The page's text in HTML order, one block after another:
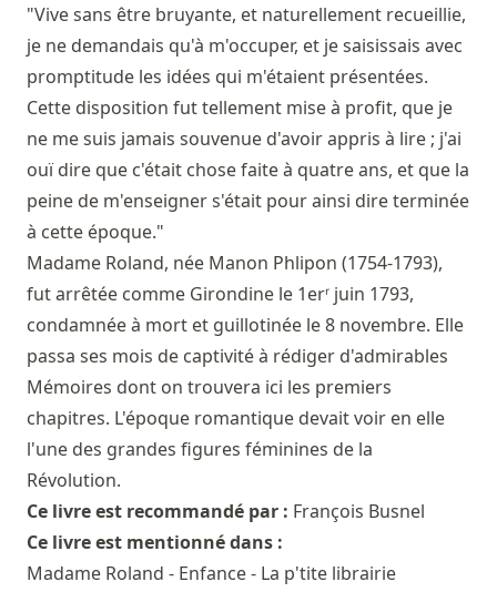
"Vive sans être bruyante, et naturellement recueillie,
je ne demandais qu'à m'occuper, et je saisissais avec
promptitude les idées qui m'étaient présentées.
Cette disposition fut tellement mise à profit, que je
ne me suis jamais souvenue d'avoir appris à lire ; j'ai
ouï dire que c'était chose faite à quatre ans, et que la
peine de m'enseigner s'était pour ainsi dire terminée
à cette époque."
Madame Roland, née Manon Phlipon (1754-1793),
fut arrêtée comme Girondine le 1erʳ juin 1793,
condamnée à mort et guillotinée le 8 novembre. Elle
passa ses mois de captivité à rédiger d'admirables
Mémoires dont on trouvera ici les premiers
chapitres. L'époque romantique devait voir en elle
l'une des grandes figures féminines de la
Révolution.
Ce livre est recommandé par : François Busnel
Ce livre est mentionné dans :
Madame Roland - Enfance - La p'tite librairie